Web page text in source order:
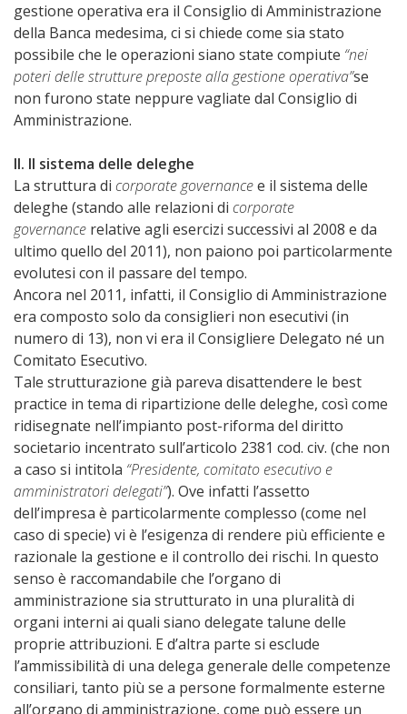
gestione operativa era il Consiglio di Amministrazione
della Banca medesima, ci si chiede come sia stato
possibile che le operazioni siano state compiute “nei
poteri delle strutture preposte alla gestione operativa”se
non furono state neppure vagliate dal Consiglio di
Amministrazione.
II. Il sistema delle deleghe
La struttura di corporate governancee il sistema delle
deleghe (stando alle relazioni di corporate
governance relative agli esercizi successivi al 2008 e da
ultimo quello del 2011), non paiono poi particolarmente
evolutesi con il passare del tempo.
Ancora nel 2011, infatti, il Consiglio di Amministrazione
era composto solo da consiglieri non esecutivi (in
numero di 13), non vi era il Consigliere Delegato né un
Comitato Esecutivo.
Tale strutturazione già pareva disattendere le best
practice in tema di ripartizione delle deleghe, così come
ridisegnate nell’impianto post-riforma del diritto
societario incentrato sull’articolo 2381 cod. civ. (che non
a caso si intitola “Presidente, comitato esecutivo e
amministratori delegati”). Ove infatti l’assetto
dell’impresa è particolarmente complesso (come nel
caso di specie) vi è l’esigenza di rendere più efficiente e
razionale la gestione e il controllo dei rischi. In questo
senso è raccomandabile che l’organo di
amministrazione sia strutturato in una pluralità di
organi interni ai quali siano delegate talune delle
proprie attribuzioni. E d’altra parte si esclude
l’ammissibilità di una delega generale delle competenze
consiliari, tanto più se a persone formalmente esterne
all’organo di amministrazione, come può essere un